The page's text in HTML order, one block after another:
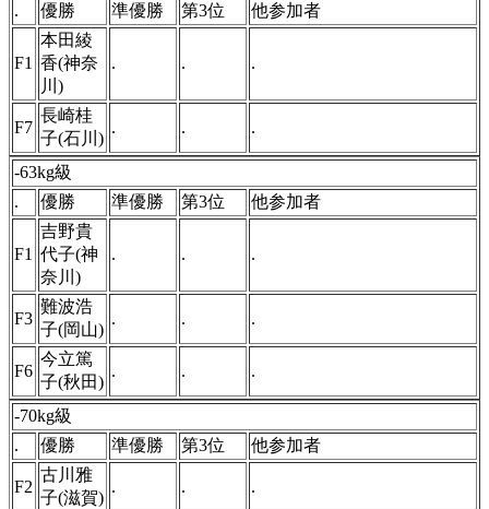
. 優勝 準優勝 第3位 他参加者
F1
本田綾
香(神奈
川)
. . .
F7
長崎桂
子(石川)
. . .
-63kg級
.
優勝 準優勝 第3位 他参加者
F1
吉野貴
代子(神
奈川)
. . .
F3
難波浩
子(岡山)
. . .
F6
今立篤
子(秋田)
. . .
-70kg級
.
優勝 準優勝 第3位 他参加者
F2
古川雅
子(滋賀)
. . .